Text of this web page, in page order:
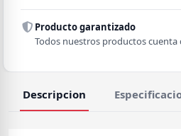
Producto garantizado
Todos nuestros productos
Descripcion